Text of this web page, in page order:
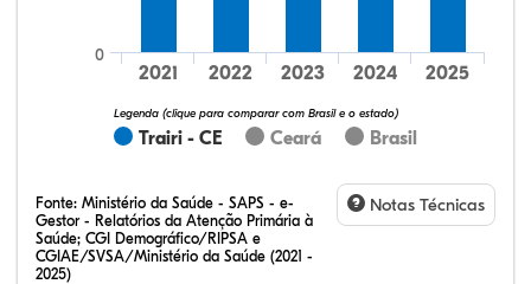
Trairi - CE Ceará Brasil
Legenda (clique para comparar com Brasil e o estado)
2021 2022 2023 2024 2025
0
Fonte: Ministério da Saúde - SAPS - e-
Gestor - Relatórios da Atenção Primária à
Saúde; CGI Demográfico/RIPSA e
CGIAE/SVSA/Ministério da Saúde (2021 -
2025)
Notas Técnicas